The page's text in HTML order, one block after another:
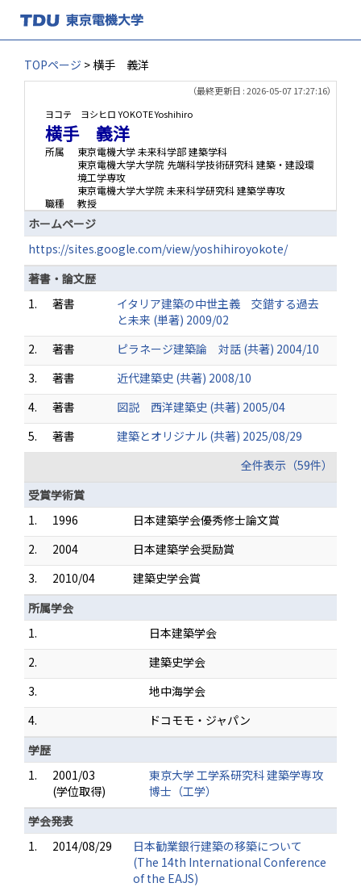
TOPページ > 横手 義洋
（最終更新日 : 2026-05-07 17:27:16）
ヨコテ ヨシヒロ YOKOTE Yoshihiro
横手 義洋
所属
東京電機大学 未来科学部 建築学科
東京電機大学大学院 先端科学技術研究科 建築・建設環
境工学専攻
東京電機大学大学院 未来科学研究科 建築学専攻
職種
教授
ホームページ
https://sites.google.com/view/yoshihiroyokote/
著書・論文歴
1.
著書
イタリア建築の中世主義 交錯する過去
と未来 (単著) 2009/02
2.
著書
ピラネージ建築論 対話 (共著) 2004/10
3.
著書
近代建築史 (共著) 2008/10
4.
著書
図説 西洋建築史 (共著) 2005/04
5.
著書
建築とオリジナル (共著) 2025/08/29
全件表示（59件）
受賞学術賞
1.
1996
日本建築学会優秀修士論文賞
2.
2004
日本建築学会奨励賞
3.
2010/04
建築史学会賞
所属学会
1.
日本建築学会
2.
建築史学会
3.
地中海学会
4.
ドコモモ・ジャパン
学歴
1.
2001/03
(学位取得)
東京大学 工学系研究科 建築学専攻
博士（工学）
学会発表
1.
2014/08/29
日本勧業銀行建築の移築について
(The 14th International Conference
of the EAJS)